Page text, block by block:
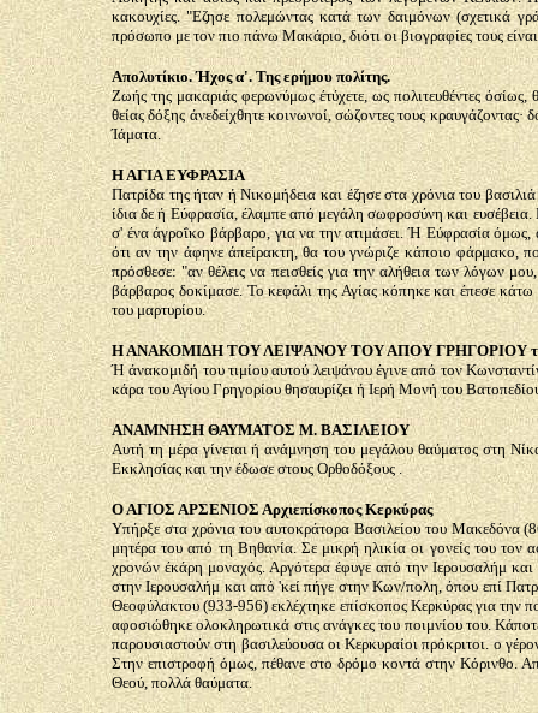
κακουχίες. "Εζησε πολεμώντας κατά των δαιμόνων (σχετικά
πρόσωπο με τον πιο πάνω Μακάριο, διότι οι βιογραφίες τους
Απολυτίκιο. Ήχος α'. Της ερήμου πολίτης.
Ζωής της μακαριάς φερωνύμως έτύχετε, ως πολιτευθέντες
θείας δόξης άνεδείχθητε κοινωνοί, σώζοντες τους
Ίάματα.
Η ΑΓΙΑ ΕΥΦΡΑΣΙΑ
Πατρίδα της ήταν ή Νικομήδεια και έζησε στα χρόνια του
ίδια δε ή Εύφρασία, έλαμπε από μεγάλη σωφροσύνη και
σ' ένα άγροΐκο βάρβαρο, για να την ατιμάσει. Ή Εύφρασία όμως,
ότι αν την άφηνε άπείρακτη, θα του γνώριζε κάποιο φάρμακο,
πρόσθεσε: "αν θέλεις να πεισθείς για την αλήθεια των λόγων
βάρβαρος δοκίμασε. Το κεφάλι της Αγίας κόπηκε και έπεσε
του μαρτυρίου.
Η ΑΝΑΚΟΜΙΔΗ ΤΟΥ ΛΕΙΨΑΝΟΥ ΤΟΥ ΑΠΟΥ ΓΡΗΓΟΡΙΟΥ
Ή άνακομιδή του τιμίου αυτού λειψάνου έγινε από τον
κάρα του Αγίου Γρηγορίου θησαυρίζει ή Ιερή Μονή του
ΑΝΑΜΝΗΣΗ ΘΑΥΜΑΤΟΣ Μ. ΒΑΣΙΛΕΙΟΥ
Αυτή τη μέρα γίνεται ή ανάμνηση του μεγάλου θαύματος στη
Εκκλησίας και την έδωσε στους Ορθοδόξους .
Ο ΑΓΙΟΣ ΑΡΣΕΝΙΟΣ Αρχιεπίσκοπος Κερκύρας
Υπήρξε στα χρόνια του αυτοκράτορα Βασιλείου του Μακεδόνα
μητέρα του από τη Βηθανία. Σε μικρή ηλικία οι γονείς του
χρονών έκάρη μοναχός. Αργότερα έφυγε από την Ιερουσαλήμ
στην Ιερουσαλήμ και από 'κεί πήγε στην Κων/πολη, όπου επί
Θεοφύλακτου (933-956) εκλέχτηκε επίσκοπος Κερκύρας για την
αφοσιώθηκε ολοκληρωτικά στις ανάγκες του ποιμνίου του.
παρουσιαστούν στη βασιλεύουσα οι Κερκυραίοι πρόκριτοι. ο
Στην επιστροφή όμως, πέθανε στο δρόμο κοντά στην Κόρινθο.
Θεού, πολλά θαύματα.